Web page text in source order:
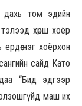
дахь том эдийн
хөрш хоёр
нэг хоёрхон
сайд Като
“Бид эдгээр
маш их